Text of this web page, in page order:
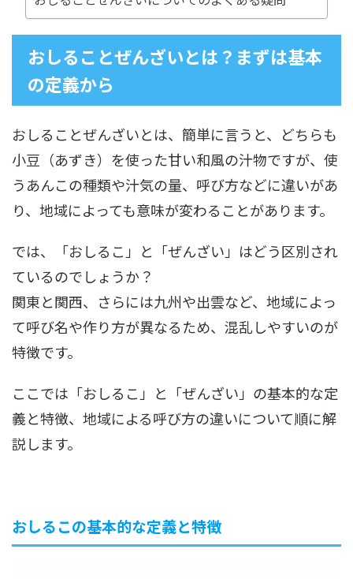
おしることぜんざいとは？まずは基本
の定義から
おしることぜんざいとは、簡単に言うと、どちらも
小豆（あずき）を使った甘い和風の汁物ですが、使
うあんこの種類や汁気の量、呼び方などに違いがあ
り、地域によっても意味が変わることがあります。
では、「おしるこ」と「ぜんざい」はどう区別され
ているのでしょうか？
関東と関西、さらには九州や出雲など、地域によっ
て呼び名や作り方が異なるため、混乱しやすいのが
特徴です。
ここでは「おしるこ」と「ぜんざい」の基本的な定
義と特徴、地域による呼び方の違いについて順に解
説します。
おしるこの基本的な定義と特徴